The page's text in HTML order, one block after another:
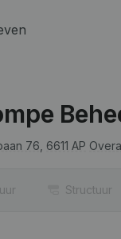
76, 6611 AP
Structuur